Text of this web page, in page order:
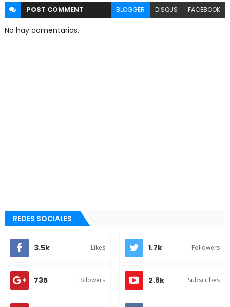
POST COMMENT BLOGGER DISQUS FACEBOOK
No hay comentarios.
REDES SOCIALES
3.5k Likes 1.7k Followers
735 Followers 2.8k Subscribes